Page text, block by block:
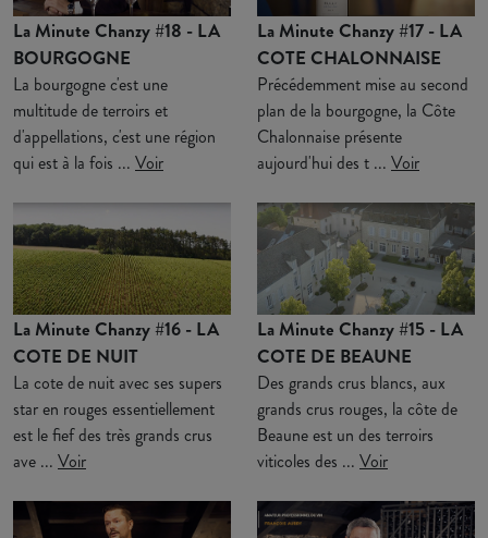
La Minute Chanzy #18 - LA
BOURGOGNE
La bourgogne c'est une
multitude de terroirs et
d'appellations, c'est une région
qui est à la fois ... Voir
La Minute Chanzy #17 - LA
COTE CHALONNAISE
Précédemment mise au second
plan de la bourgogne, la Côte
Chalonnaise présente
aujourd'hui des t ... Voir
La Minute Chanzy #16 - LA
COTE DE NUIT
La cote de nuit avec ses supers
star en rouges essentiellement
est le fief des très grands crus
ave ... Voir
La Minute Chanzy #15 - LA
COTE DE BEAUNE
Des grands crus blancs, aux
grands crus rouges, la côte de
Beaune est un des terroirs
viticoles des ... Voir